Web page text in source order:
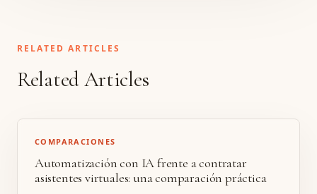
RELATED ARTICLES
Related Articles
COMPARACIONES
Automatización con IA frente a contratar
asistentes virtuales: una comparación práctica